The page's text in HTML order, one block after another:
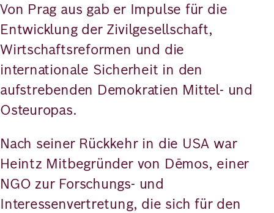
Von Prag aus gab er Impulse für die
Entwicklung der Zivilgesellschaft,
Wirtschaftsreformen und die
internationale Sicherheit in den
aufstrebenden Demokratien Mittel- und
Osteuropas.
Nach seiner Rückkehr in die USA war
Heintz Mitbegründer von Dēmos, einer
NGO zur Forschungs- und
Interessenvertretung, die sich für den